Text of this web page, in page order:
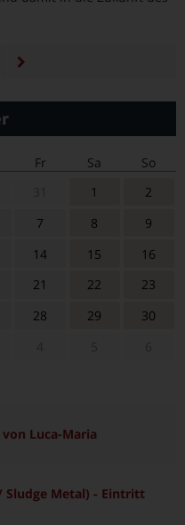
Fr Sa
So
1
2
7 8
9
14 15
16
21 22
23
28 29
30
Luca-Maria
Sludge Metal) - Eintritt